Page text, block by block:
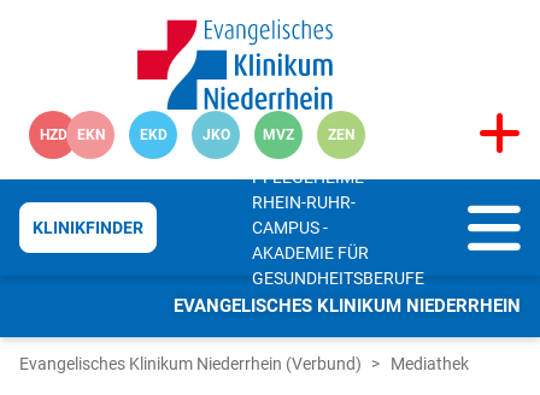
HZD EKN EKD JKO MVZ ZEN
EVANGELISCHES KLINIKUM NIEDERRHEIN
KLINIKFINDER
PFLEGEHEIME
RHEIN-RUHR-
CAMPUS -
AKADEMIE FÜR
GESUNDHEITSBERUFE
Evangelisches Klinikum Niederrhein (Verbund) Mediathek